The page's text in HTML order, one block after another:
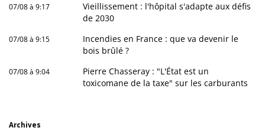
07/08 à 9:17
Vieillissement : l'hôpital s'adapte aux défis
de 2030
07/08 à 9:15
Incendies en France : que va devenir le
bois brûlé ?
07/08 à 9:04
Pierre Chasseray : "L'État est un
toxicomane de la taxe" sur les carburants
Archives